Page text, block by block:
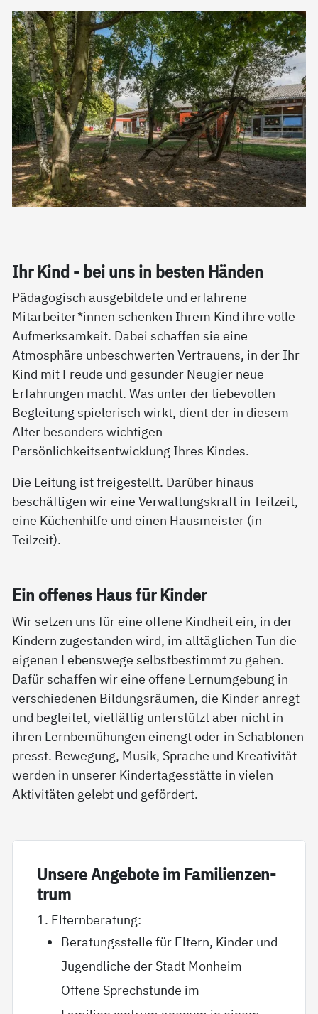
Ihr Kind - bei uns in bes­ten Hän­den
Pädagogisch ausgebildete und erfahrene
Mitarbeiter*innen schenken Ihrem Kind ihre volle
Aufmerksamkeit. Dabei schaffen sie eine
Atmosphäre unbeschwerten Vertrauens, in der Ihr
Kind mit Freude und gesunder Neugier neue
Erfahrungen macht. Was unter der liebevollen
Begleitung spielerisch wirkt, dient der in diesem
Alter besonders wichtigen
Persönlichkeitsentwicklung Ihres Kindes.
Die Leitung ist freigestellt. Darüber hinaus
beschäftigen wir eine Verwaltungskraft in Teilzeit,
eine Küchenhilfe und einen Hausmeister (in
Teilzeit).
Ein of­fe­nes Haus für Kin­der
Wir setzen uns für eine offene Kindheit ein, in der
Kindern zugestanden wird, im alltäglichen Tun die
eigenen Lebenswege selbstbestimmt zu gehen.
Dafür schaffen wir eine offene Lernumgebung in
verschiedenen Bildungsräumen, die Kinder anregt
und begleitet, vielfältig unterstützt aber nicht in
ihren Lernbemühungen einengt oder in Schablonen
presst. Bewegung, Musik, Sprache und Kreativität
werden in unserer Kindertagesstätte in vielen
Aktivitäten gelebt und gefördert.
Un­se­re An­ge­bo­te im Fa­mi­li­en­zen­
trum
1. Elternberatung:
Beratungsstelle für Eltern, Kinder und
Jugendliche der Stadt Monheim
Offene Sprechstunde im